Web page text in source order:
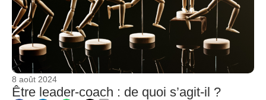
8 août 2024
Être leader-coach : de quoi s’agit-il ?